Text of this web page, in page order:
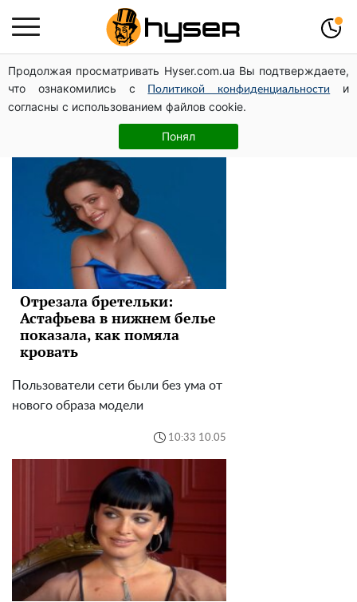
Продолжая просматривать Hyser.com.ua Вы подтверждаете,
что ознакомились с
Политикой конфиденциальности
и
согласны с использованием файлов cookie.
Понял
Даша Астафьева
Отрезала бретельки:
Астафьева в нижнем белье
показала, как помяла
кровать
Пользователи сети были без ума от
нового образа модели
10:33 10.05